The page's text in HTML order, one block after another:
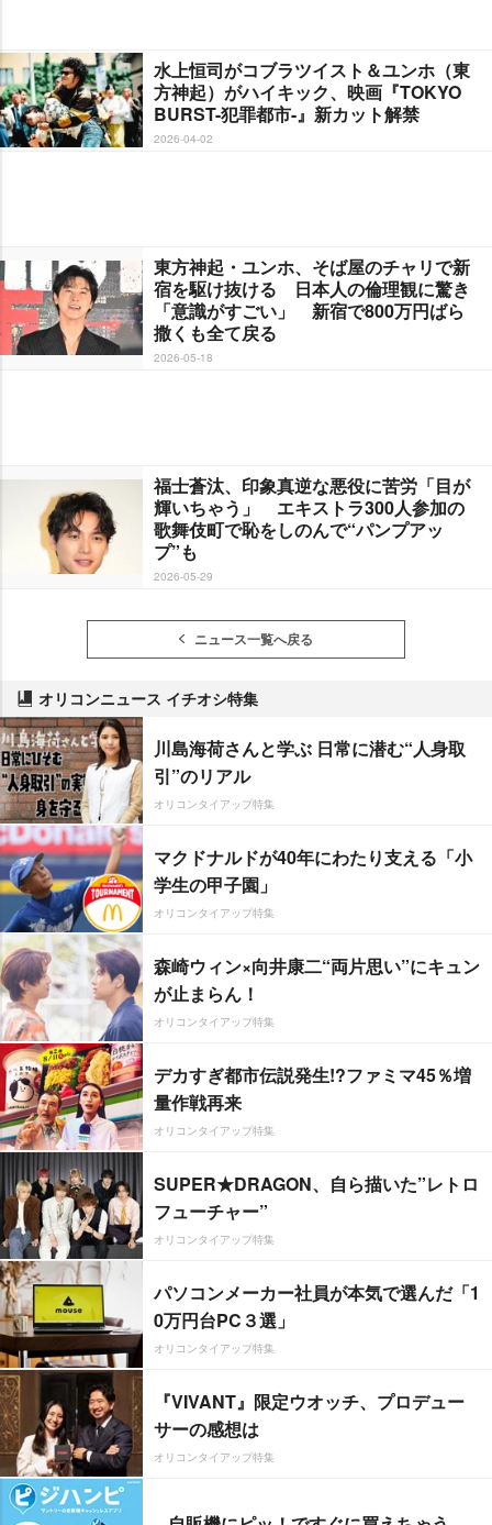
水上恒司がコブラツイスト＆ユンホ（東
方神起）がハイキック、映画『TOKYO
BURST-犯罪都市-』新カット解禁
2026-04-02
東方神起・ユンホ、そば屋のチャリで新
宿を駆け抜ける 日本人の倫理観に驚き
「意識がすごい」 新宿で800万円ばら
撒くも全て戻る
2026-05-18
福士蒼汰、印象真逆な悪役に苦労「目が
輝いちゃう」 エキストラ300人参加の
歌舞伎町で恥をしのんで“パンプアッ
プ”も
2026-05-29
ニュース一覧へ戻る
オリコンニュース イチオシ特集
川島海荷さんと学ぶ 日常に潜む“人身取
引”のリアル
オリコンタイアップ特集
マクドナルドが40年にわたり支える「小
学生の甲子園」
オリコンタイアップ特集
森崎ウィン×向井康二“両片思い”にキュン
が止まらん！
オリコンタイアップ特集
デカすぎ都市伝説発生!?ファミマ45％増
量作戦再来
オリコンタイアップ特集
SUPER★DRAGON、自ら描いた”レトロ
フューチャー”
オリコンタイアップ特集
パソコンメーカー社員が本気で選んだ「1
0万円台PC３選」
オリコンタイアップ特集
『VIVANT』限定ウオッチ、プロデュー
サーの感想は
オリコンタイアップ特集